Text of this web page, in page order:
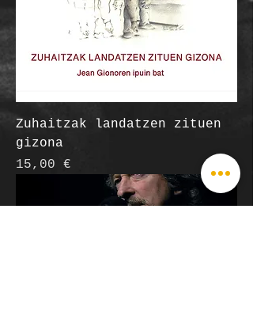
Zuhaitzak landatzen zituen
gizona
Prix
15,00 €